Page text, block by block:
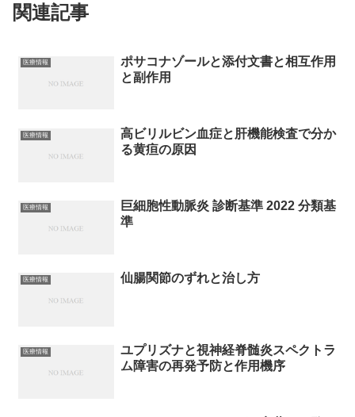
関連記事
医療情報
ポサコナゾールと添付文書と相互作用
と副作用
医療情報
高ビリルビン血症と肝機能検査で分か
る黄疸の原因
医療情報
巨細胞性動脈炎 診断基準 2022 分類基
準
医療情報 仙腸関節のずれと治し方
医療情報
ユプリズナと視神経脊髄炎スペクトラ
ム障害の再発予防と作用機序